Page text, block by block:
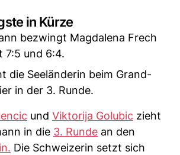
in Kürze
bezwingt Magdalena Frech
7:5 und 6:4.
die Seeländerin beim Grand-
in der 3. Runde.
und Viktorija Golubic zieht
in die 3. Runde an den
Die Schweizerin setzt sich